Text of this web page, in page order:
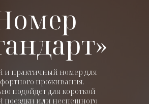
и практичный номер для
проживания.
подойдет для короткой
поездки или неспешного